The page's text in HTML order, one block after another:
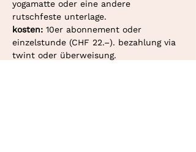
yogamatte oder eine andere
rutschfeste unterlage.
kosten: 10er abonnement oder
einzelstunde (CHF 22.–). bezahlung via
twint oder überweisung.